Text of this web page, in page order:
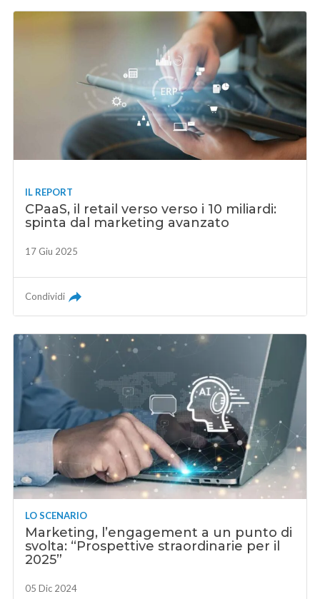
IL REPORT
CPaaS, il retail verso verso i 10 miliardi:
spinta dal marketing avanzato
17 Giu 2025
Condividi
LO SCENARIO
Marketing, l’engagement a un punto di
svolta: “Prospettive straordinarie per il
2025”
05 Dic 2024